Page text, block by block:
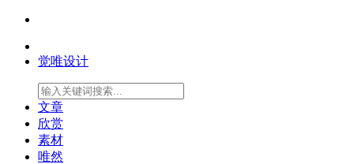
觉唯设计
文章
欣赏
素材
唯然